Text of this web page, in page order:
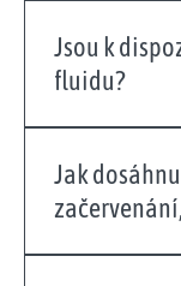
Jsou k
fluidu?
Jak